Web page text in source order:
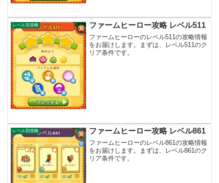
レベル別攻略 ファームヒーロー攻略 レベル511
ファームヒーローのレベル511の攻略情報
をお届けします。まずは、レベル511のク
リア条件です。
レベル別攻略 ファームヒーロー攻略 レベル861
ファームヒーローのレベル861の攻略情報
をお届けします。まずは、レベル861のク
リア条件です。